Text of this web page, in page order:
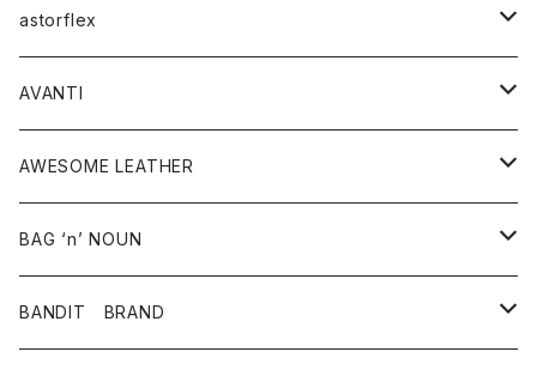
スカート
バッグ
シューズ
アクセサリー
その他雑貨
コート
ジャケット
トップス
ベスト
シャツ
ワンピース
ボトム
スカート
パンツ
グッズ
靴
アクセサリー
ウォレット
バッグ
astorflex
グッズ
靴
AVANTI
シャツ
AWESOME LEATHER
アウター
革ジャケット
BAG ‘n’ NOUN
アクセサリー
BANDIT BRAND